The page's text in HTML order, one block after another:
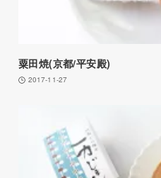
粟田焼(京都/平安殿)
2017-11-27